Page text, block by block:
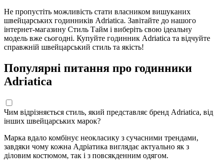
Не пропустіть можливість стати власником вишуканих
швейцарських годинників Adriatica. Завітайте до нашого
інтернет-магазину Стиль Тайм і виберіть свою ідеальну
модель вже сьогодні. Купуйте годинник Adriatica та відчуйте
справжній швейцарський стиль та якість!
Популярні питання про годинники
Adriatica
Чим відрізняється стиль, який представляє бренд Adriatica, від
інших швейцарських марок?
Марка вдало комбінує неокласику з сучасними трендами,
завдяки чому кожна Адріатика виглядає актуально як з
діловим костюмом, так і з повсякденним одягом.